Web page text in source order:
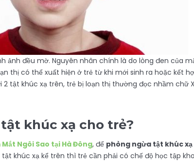
ảnh đều mờ. Nguyên nhân chính là do lòng đen của
thị có thể xuất hiện ở trẻ từ khi mới sinh ra hoặc kết
tật khúc xạ trên, trẻ bị loạn thị thường đọc nhầm chữ
khúc xạ cho trẻ?
Ngôi Sao tại Hà Đông, để phòng ngừa tật khúc xạ
khúc xạ kể trên thì trẻ cần phải có chế độ học tập